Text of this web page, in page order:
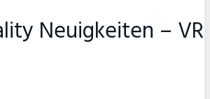
Neuigkeiten – VR